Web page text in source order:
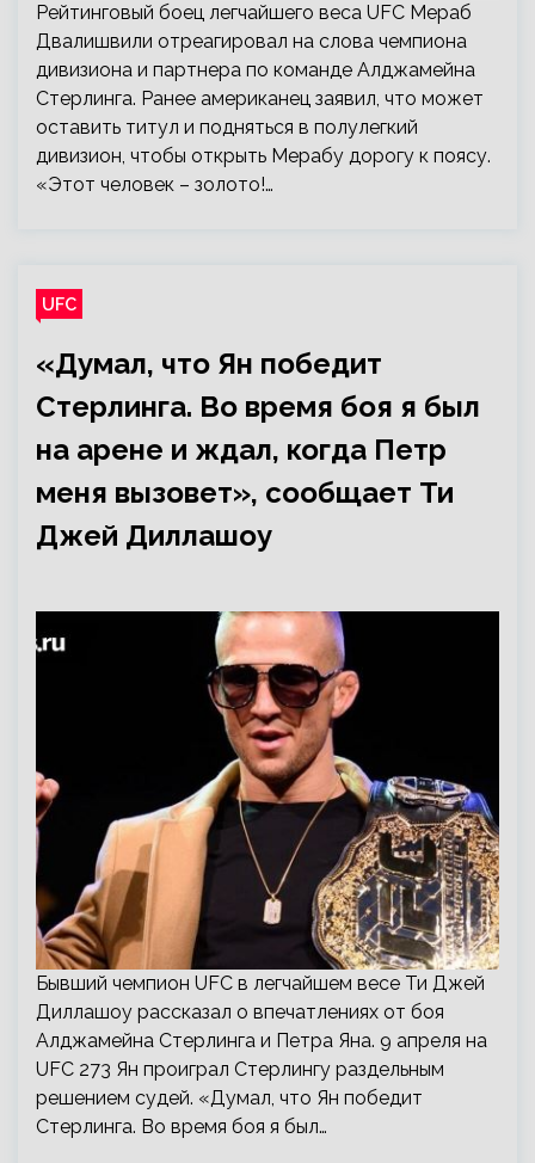
Рейтинговый боец легчайшего веса UFC Мераб
Двалишвили отреагировал на слова чемпиона
дивизиона и партнера по команде Алджамейна
Стерлинга. Ранее американец заявил, что может
оставить титул и подняться в полулегкий
дивизион, чтобы открыть Мерабу дорогу к поясу.
«Этот человек – золото!…
UFC
«Думал, что Ян победит
Стерлинга. Во время боя я был
на арене и ждал, когда Петр
меня вызовет», сообщает Ти
Джей Диллашоу
Бывший чемпион UFC в легчайшем весе Ти Джей
Диллашоу рассказал о впечатлениях от боя
Алджамейна Стерлинга и Петра Яна. 9 апреля на
UFC 273 Ян проиграл Стерлингу раздельным
решением судей. «Думал, что Ян победит
Стерлинга. Во время боя я был…